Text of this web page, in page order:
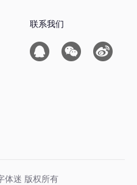
联系我们
体迷 版权所有